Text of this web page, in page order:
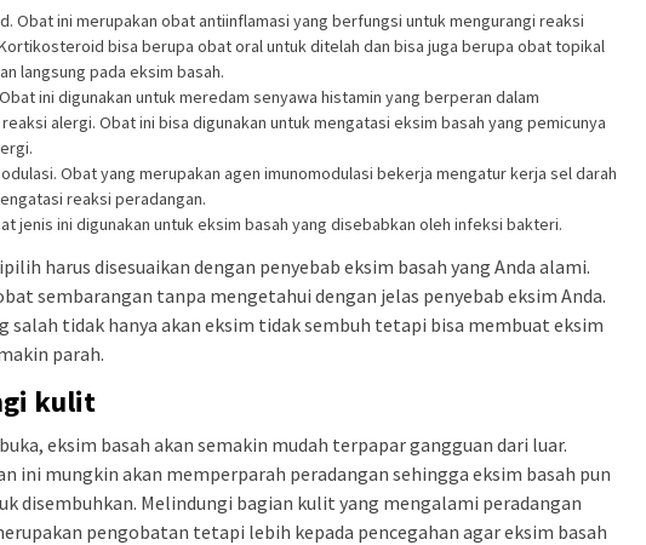
Obat ini merupakan obat antiinflamasi yang berfungsi untuk mengurangi reaksi
bisa berupa obat oral untuk ditelah dan bisa juga berupa obat topikal
langsung pada eksim basah.
ini digunakan untuk meredam senyawa histamin yang berperan dalam
alergi. Obat ini bisa digunakan untuk mengatasi eksim basah yang pemicunya
Obat yang merupakan agen imunomodulasi bekerja mengatur kerja sel darah
reaksi peradangan.
jenis ini digunakan untuk eksim basah yang disebabkan oleh infeksi bakteri.
harus disesuaikan dengan penyebab eksim basah yang Anda alami.
sembarangan tanpa mengetahui dengan jelas penyebab eksim Anda.
salah tidak hanya akan eksim tidak sembuh tetapi bisa membuat eksim
parah.
kulit
eksim basah akan semakin mudah terpapar gangguan dari luar.
ini mungkin akan memperparah peradangan sehingga eksim basah pun
disembuhkan. Melindungi bagian kulit yang mengalami peradangan
pengobatan tetapi lebih kepada pencegahan agar eksim basah